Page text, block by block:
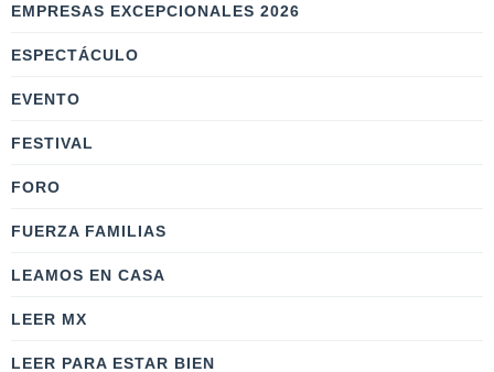
EMPRESAS EXCEPCIONALES 2026
ESPECTÁCULO
EVENTO
FESTIVAL
FORO
FUERZA FAMILIAS
LEAMOS EN CASA
LEER MX
LEER PARA ESTAR BIEN